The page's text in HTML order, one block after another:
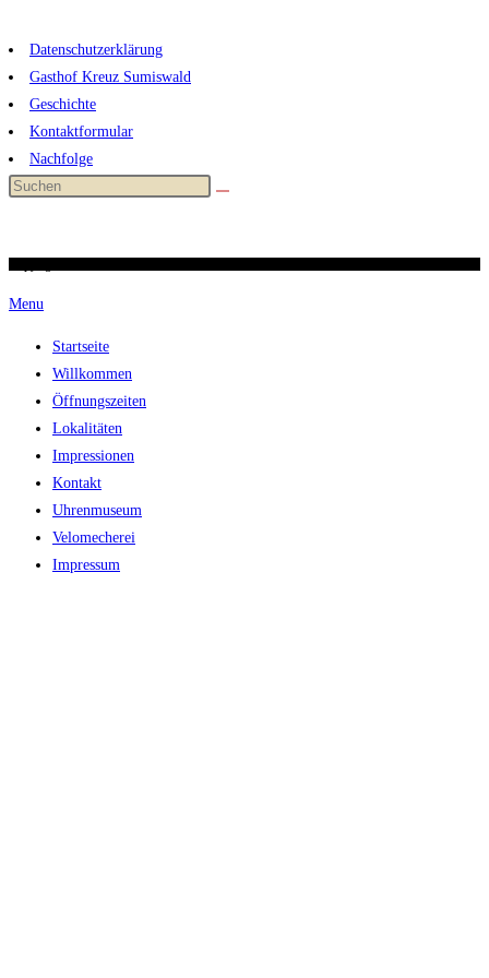
Inhalt
springen
Datenschutzerklärung
Gasthof Kreuz Sumiswald
Geschichte
Kontaktformular
Nachfolge
Menu
Startseite
Willkommen
Öffnungszeiten
Lokalitäten
Impressionen
Kontakt
Uhrenmuseum
Velomecherei
Impressum